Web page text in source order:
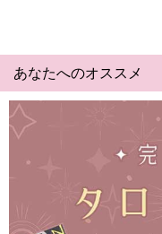
あなたへのオススメ